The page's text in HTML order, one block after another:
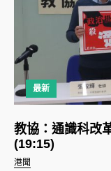
最新
港聞
教協：通識科改
(19:15)